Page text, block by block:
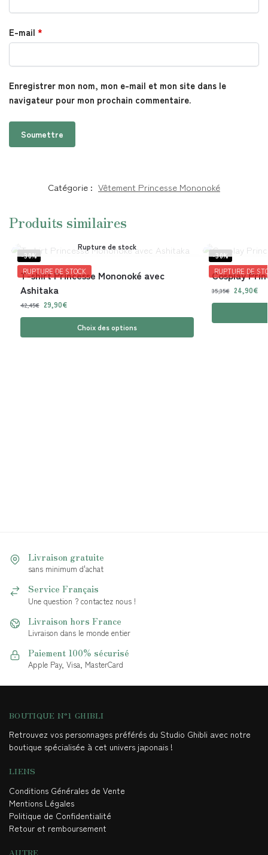
E-mail *
Enregistrer mon nom, mon e-mail et mon site dans le
navigateur pour mon prochain commentaire.
Catégorie : Vêtement Princesse Mononoké
Produits similaires
-30%
RUPTURE DE STOCK
Rupture de stock
T-shirt Princesse Mononoké avec
Ashitaka
42,45€ 29,90€
Choix des options
-30%
RUPTURE DE
Cosplay
35,35€ 24,90€
Livraison gratuite
sans minimum d'achat
Service Français
Une question ? contactez nous !
Livraison hors France
Livraison dans le monde entier
Paiement 100% sécurisé
Apple Pay, Visa, MasterCard
BOUTIQUE N°1 GHIBLI
Retrouvez vos personnages préférés du Studio Ghibli avec notre
boutique spécialisée à cet univers japonais !
LIENS
Conditions Générales de Vente
Mentions Légales
Politique de Confidentialité
Retour et remboursement
AUTRE